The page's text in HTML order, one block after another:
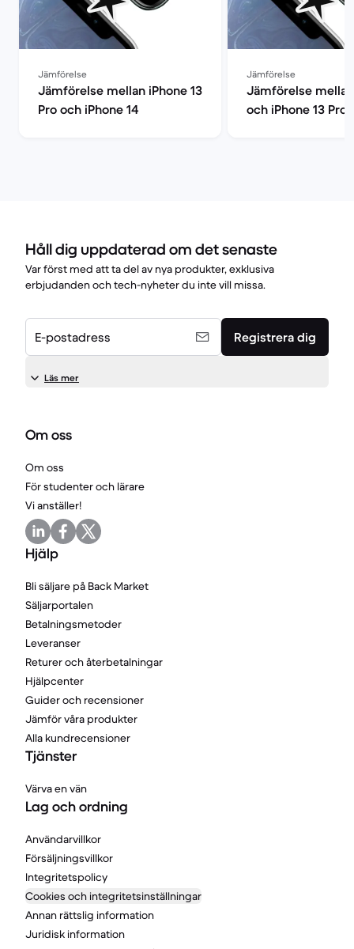
Jämförelse
Jämförelse mellan iPhone 13
Pro och iPhone 14
Jämförelse
Jämförelse mellan
och iPhone 13 Pro
Håll dig uppdaterad om det senaste
Var först med att ta del av nya produkter, exklusiva
erbjudanden och tech-nyheter du inte vill missa.
E-postadress Registrera dig
Läs mer
Om oss
Om oss
För studenter och lärare
Vi anställer!
Hjälp
Bli säljare på Back Market
Säljarportalen
Betalningsmetoder
Leveranser
Returer och återbetalningar
Hjälpcenter
Guider och recensioner
Jämför våra produkter
Alla kundrecensioner
Tjänster
Värva en vän
Lag och ordning
Användarvillkor
Försäljningsvillkor
Integritetspolicy
Cookies och integritetsinställningar
Annan rättslig information
Juridisk information